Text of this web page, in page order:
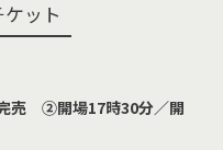
ット
売 ➁開場17時30分／開